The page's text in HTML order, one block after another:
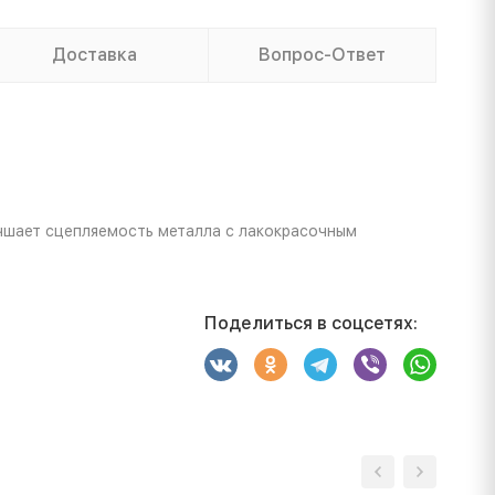
Доставка Вопрос-Ответ
сцепляемость металла с лакокрасочным
Поделиться в соцсетях: